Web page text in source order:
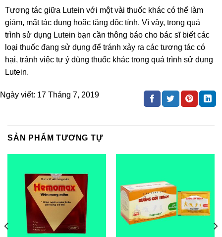
Tương tác giữa Lutein với một vài thuốc khác có thể làm
giảm, mất tác dụng hoặc tăng độc tính. Vì vậy, trong quá
trình sử dụng Lutein bạn cần thông báo cho bác sĩ biết các
loại thuốc đang sử dụng để tránh xảy ra các tương tác có
hại, tránh việc tự ý dùng thuốc khác trong quá trình sử dụng
Lutein.
Ngày viết: 17 Tháng 7, 2019
SẢN PHẨM TƯƠNG TỰ